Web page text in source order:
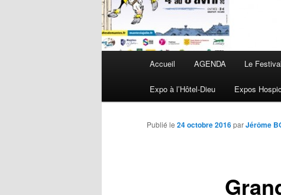
Aller au contenu principal
Aller au contenu secondaire
Accueil AGENDA Le Festival
Expo à l’Hôtel-Dieu Expos
Publié le 24 octobre 2016parJérôme